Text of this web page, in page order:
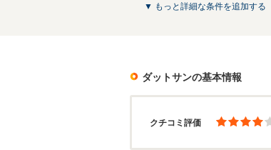
▼ もっと詳細な条件を追加する
ダットサンの基本情報
クチコミ評価